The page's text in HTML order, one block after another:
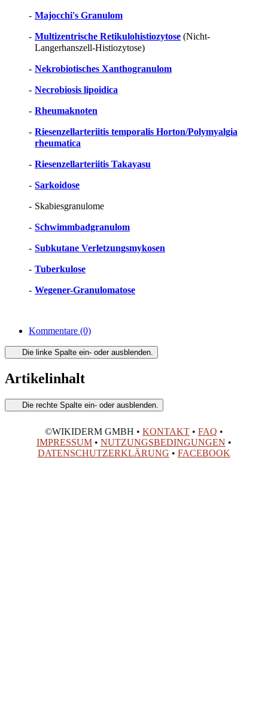
- Majocchi's Granulom
- Multizentrische Retikulohistiozytose (Nicht-
Langerhanszell-Histiozytose)
- Nekrobiotisches Xanthogranulom
- Necrobiosis lipoidica
- Rheumaknoten
- Riesenzellarteriitis temporalis Horton/Polymyalgia
rheumatica
- Riesenzellarteriitis Takayasu
- Sarkoidose
- Skabiesgranulome
- Schwimmbadgranulom
- Subkutane Verletzungsmykosen
- Tuberkulose
- Wegener-Granulomatose
Kommentare (0)
Die linke Spalte ein- oder ausblenden.
Artikelinhalt
Die rechte Spalte ein- oder ausblenden.
©WIKIDERM GMBH • KONTAKT • FAQ •
IMPRESSUM • NUTZUNGSBEDINGUNGEN •
DATENSCHUTZERKLÄRUNG • FACEBOOK